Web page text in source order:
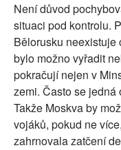
Není důvod
situaci pod kontrolu.
Bělorusku neexistuje
bylo možno vyřadit
pokračují nejen v
zemi. Často se
Takže Moskva by
vojáků, pokud ne
zahrnovala zatčení